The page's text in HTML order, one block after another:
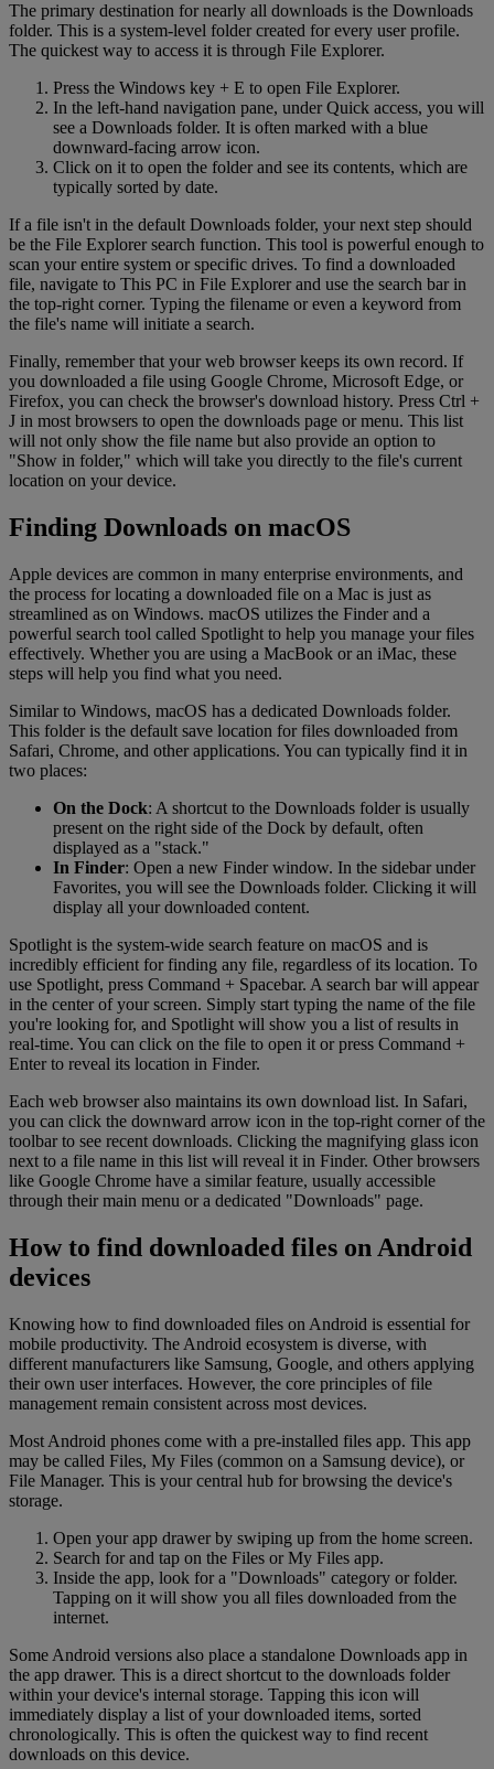
The primary destination for nearly all downloads is the Downloads
folder. This is a system-level folder created for every user profile.
The quickest way to access it is through File Explorer.
Press the Windows key + E to open File Explorer.
In the left-hand navigation pane, under Quick access, you will
see a Downloads folder. It is often marked with a blue
downward-facing arrow icon.
Click on it to open the folder and see its contents, which are
typically sorted by date.
If a file isn't in the default Downloads folder, your next step should
be the File Explorer search function. This tool is powerful enough to
scan your entire system or specific drives. To find a downloaded
file, navigate to This PC in File Explorer and use the search bar in
the top-right corner. Typing the filename or even a keyword from
the file's name will initiate a search.
Finally, remember that your web browser keeps its own record. If
you downloaded a file using Google Chrome, Microsoft Edge, or
Firefox, you can check the browser's download history. Press Ctrl +
J in most browsers to open the downloads page or menu. This list
will not only show the file name but also provide an option to
"Show in folder," which will take you directly to the file's current
location on your device.
Finding Downloads on macOS
Apple devices are common in many enterprise environments, and
the process for locating a downloaded file on a Mac is just as
streamlined as on Windows. macOS utilizes the Finder and a
powerful search tool called Spotlight to help you manage your files
effectively. Whether you are using a MacBook or an iMac, these
steps will help you find what you need.
Similar to Windows, macOS has a dedicated Downloads folder.
This folder is the default save location for files downloaded from
Safari, Chrome, and other applications. You can typically find it in
two places:
On the Dock: A shortcut to the Downloads folder is usually
present on the right side of the Dock by default, often
displayed as a "stack."
In Finder: Open a new Finder window. In the sidebar under
Favorites, you will see the Downloads folder. Clicking it will
display all your downloaded content.
Spotlight is the system-wide search feature on macOS and is
incredibly efficient for finding any file, regardless of its location. To
use Spotlight, press Command + Spacebar. A search bar will appear
in the center of your screen. Simply start typing the name of the file
you're looking for, and Spotlight will show you a list of results in
real-time. You can click on the file to open it or press Command +
Enter to reveal its location in Finder.
Each web browser also maintains its own download list. In Safari,
you can click the downward arrow icon in the top-right corner of the
toolbar to see recent downloads. Clicking the magnifying glass icon
next to a file name in this list will reveal it in Finder. Other browsers
like Google Chrome have a similar feature, usually accessible
through their main menu or a dedicated "Downloads" page.
How to find downloaded files on Android
devices
Knowing how to find downloaded files on Android is essential for
mobile productivity. The Android ecosystem is diverse, with
different manufacturers like Samsung, Google, and others applying
their own user interfaces. However, the core principles of file
management remain consistent across most devices.
Most Android phones come with a pre-installed files app. This app
may be called Files, My Files (common on a Samsung device), or
File Manager. This is your central hub for browsing the device's
storage.
Open your app drawer by swiping up from the home screen.
Search for and tap on the Files or My Files app.
Inside the app, look for a "Downloads" category or folder.
Tapping on it will show you all files downloaded from the
internet.
Some Android versions also place a standalone Downloads app in
the app drawer. This is a direct shortcut to the downloads folder
within your device's internal storage. Tapping this icon will
immediately display a list of your downloaded items, sorted
chronologically. This is often the quickest way to find recent
downloads on this device.